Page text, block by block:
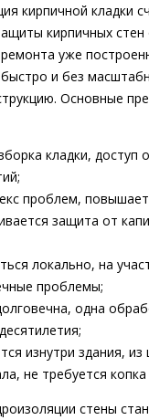
кирпичной кладки
кирпичных стен
уже
и без
Основные
кладки, доступ
проблем,
защита от
локально, на
проблемы;
одна
изнутри здания, из
не требуется копка
стены